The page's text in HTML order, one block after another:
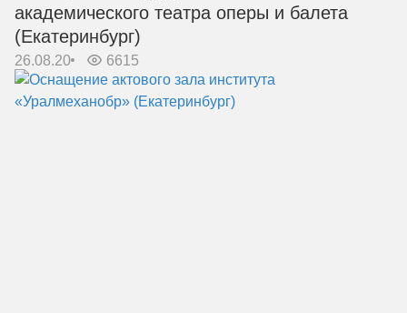
академического театра оперы и балета
(Екатеринбург)
26.08.20 6615